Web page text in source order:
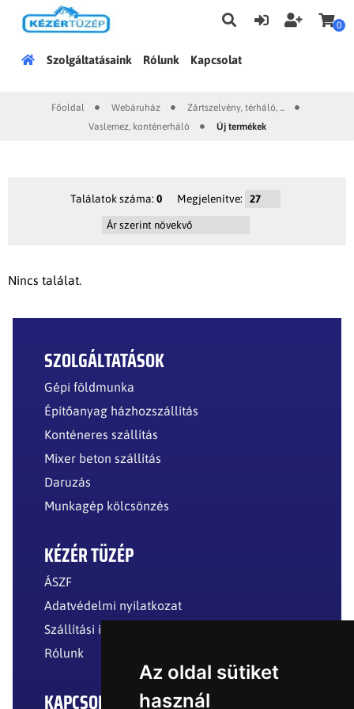
Az oldal sütiket
használ
0
FőoldalSzolgáltatásaink Rólunk Kapcsolat
Főoldal Webáruház Zártszelvény, térháló, ...
Vaslemez, konténerháló Új termékek
Találatok száma: 0 Megjelenítve:
Nincs találat.
SZOLGÁLTATÁSOK
Gépi földmunka
Építőanyag házhozszállítás
Konténeres szállítás
Mixer beton szállítás
Daruzás
Munkagép kölcsönzés
KÉZÉR TÜZÉP
ÁSZF
Adatvédelmi nyilatkozat
Szállítási információk
Rólunk
KAPCSOLAT